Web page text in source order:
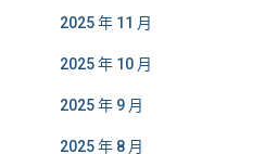
2025 年 11 月
2025 年 10 月
2025 年 9 月
2025 年 8 月